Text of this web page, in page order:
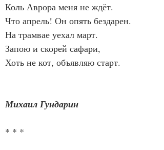
Коль Аврора меня не ждёт.
Что апрель! Он опять бездарен.
На трамвае уехал март.
Запою и скорей сафари,
Хоть не кот, объявляю старт.
Михаил Гундарин
* * *